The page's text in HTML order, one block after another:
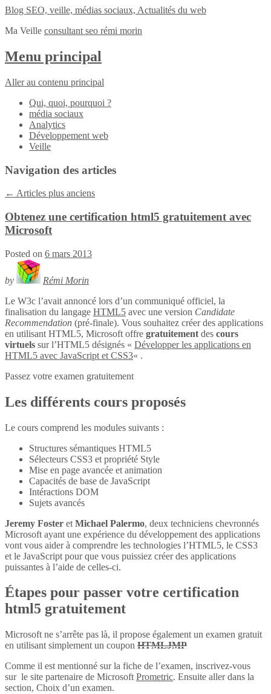
Blog SEO, veille, médias sociaux, Actualités du web
Ma Veille consultant seo rémi morin
Menu principal
Aller au contenu principal
Qui, quoi, pourquoi ?
média sociaux
Analytics
Développement web
Veille
Navigation des articles
← Articles plus anciens
Obtenez une certification html5 gratuitement avec
Microsoft
Posted on 6 mars 2013
by
Rémi Morin
Le W3c l’avait annoncé lors d’un communiqué officiel, la
finalisation du langage HTML5 avec une version Candidate
Recommendation (pré-finale). Vous souhaitez créer des applications
en utilisant HTML5, Microsoft offre gratuitement des cours
virtuels sur l’HTML5 désignés « Développer les applications en
HTML5 avec JavaScript et CSS3« .
Passez votre examen gratuitement
Les différents cours proposés
Le cours comprend les modules suivants :
Structures sémantiques HTML5
Sélecteurs CSS3 et propriété Style
Mise en page avancée et animation
Capacités de base de JavaScript
Intéractions DOM
Sujets avancés
Jeremy Foster et Michael Palermo, deux techniciens chevronnés
Microsoft ayant une expérience du développement des applications
vont vous aider à comprendre les technologies l’HTML5, le CSS3
et le JavaScript pour que vous puissiez créer des applications
puissantes à l’aide de celles-ci.
Étapes pour passer votre certification
html5 gratuitement
Microsoft ne s’arrête pas là, il propose également un examen gratuit
en utilisant simplement un coupon HTMLJMP
Comme il est mentionné sur la fiche de l’examen, inscrivez-vous
sur le site partenaire de Microsoft Prometric. Ensuite aller dans la
section, Choix d’un examen.